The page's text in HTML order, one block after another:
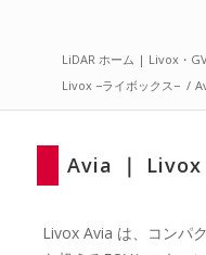
LiDAR ホーム | Livox・
Livox −ライボックス− /
Avia ｜ Livox
Livox Avia は、コンパ